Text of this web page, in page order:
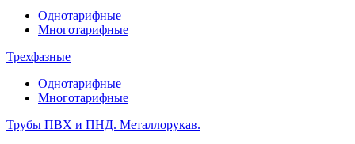
Однотарифные
Многотарифные
Трехфазные
Однотарифные
Многотарифные
Трубы ПВХ и ПНД. Металлорукав.